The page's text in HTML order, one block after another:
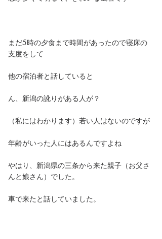
まだ5時の夕食まで時間があったので寝床の
支度をして
他の宿泊者と話していると
ん、新潟の訛りがある人が？
（私にはわかります）若い人はないのですが
年齢がいった人にはあるんですよね
やはり、新潟県の三条から来た親子（お父さ
んと娘さん）でした。
車で来たと話していました。